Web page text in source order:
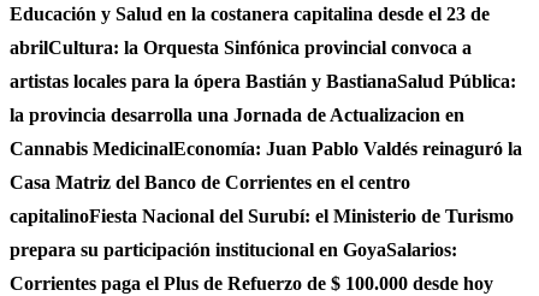
Educación y Salud en la costanera capitalina desde el 23 de
abrilCultura: la Orquesta Sinfónica provincial convoca a
artistas locales para la ópera Bastián y BastianaSalud Pública:
la provincia desarrolla una Jornada de Actualizacion en
Cannabis MedicinalEconomía: Juan Pablo Valdés reinaguró la
Casa Matriz del Banco de Corrientes en el centro
capitalinoFiesta Nacional del Surubí: el Ministerio de Turismo
prepara su participación institucional en GoyaSalarios:
Corrientes paga el Plus de Refuerzo de $ 100.000 desde hoy